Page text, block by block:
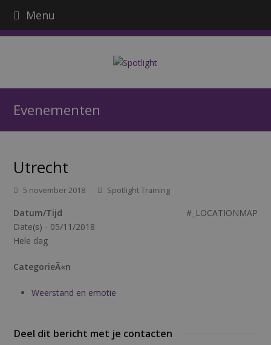
Menu
Evenementen
Utrecht
5 november 2018 Spotlight Training
#_LOCATIONMAP
Datum/Tijd
Date(s) - 05/11/2018
Hele dag
CategorieÃ«n
Weerstand en emotie
Deel dit bericht met je contacten